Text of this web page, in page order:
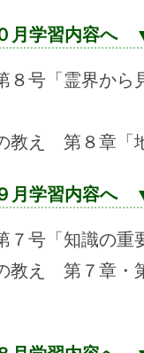
月学習内容へ
８号「霊界から
教え 第８章「
月学習内容へ
７号「知識の重
教え 第７章・